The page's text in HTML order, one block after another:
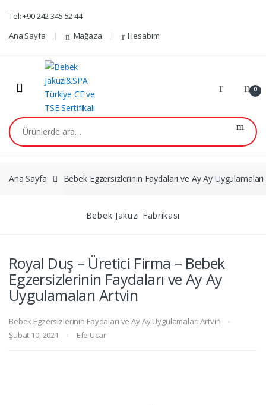
navigation
content
Tel: +90 242 345 52 44
Ana Sayfa
Mağaza Hesabım
0
Ara:
Ana Sayfa Bebek Egzersizlerinin Faydaları ve Ay Ay
Bebek Jakuzi Fabrikası
Royal Duş – Üretici Firma – Bebek
Egzersizlerinin Faydaları ve Ay Ay
Uygulamaları Artvin
Bebek Egzersizlerinin Faydaları ve Ay Ay Uygulamaları Artvin
Şubat 10, 2021
Efe Ucar